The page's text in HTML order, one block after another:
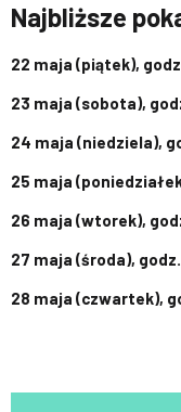
Najbliższe
22 maja (piątek),
23 maja (sobota),
24 maja (niedziela),
25 maja
26 maja (wtorek),
27 maja (środa), godz.
28 maja (czwartek),